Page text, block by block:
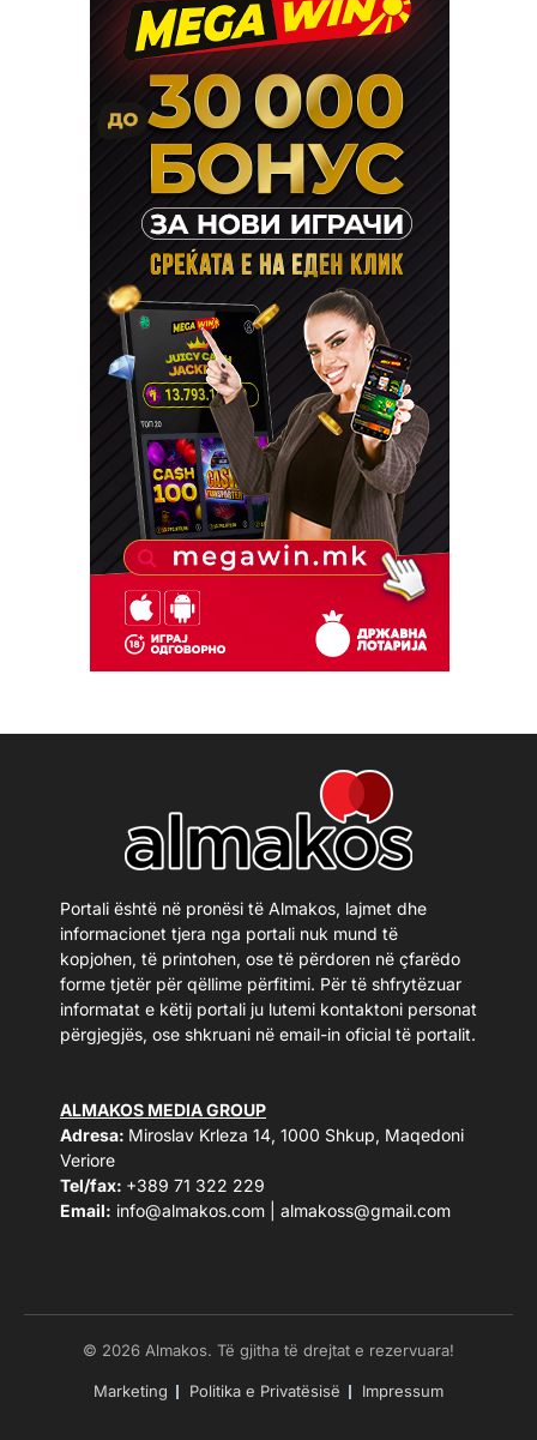
Portali është në pronësi të Almakos, lajmet dhe
informacionet tjera nga portali nuk mund të
kopjohen, të printohen, ose të përdoren në çfarëdo
forme tjetër për qëllime përfitimi. Për të shfrytëzuar
informatat e këtij portali ju lutemi kontaktoni personat
përgjegjës, ose shkruani në email-in oficial të portalit.
ALMAKOS MEDIA GROUP
Adresa: Miroslav Krleza 14, 1000 Shkup, Maqedoni
Veriore
Tel/fax: +389 71 322 229
Email: info@almakos.com almakoss@gmail.com
© 2026 Almakos. Të gjitha të drejtat e rezervuara!
Marketing Politika e Privatësisë Impressum